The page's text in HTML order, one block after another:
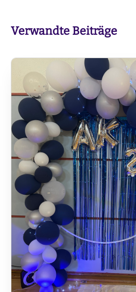
Verwandte Beiträge